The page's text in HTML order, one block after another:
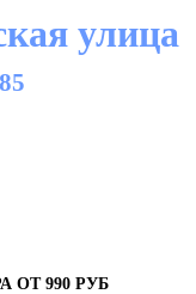
улица
ОТ 990 РУБ